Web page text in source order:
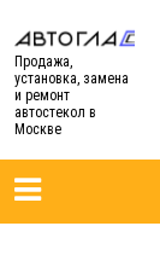
Продажа,
установка, замена
и ремонт
автостекол в
Москве